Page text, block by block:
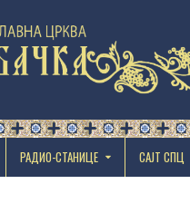
РАДИО-СТАНИЦЕ САЈТ СПЦ